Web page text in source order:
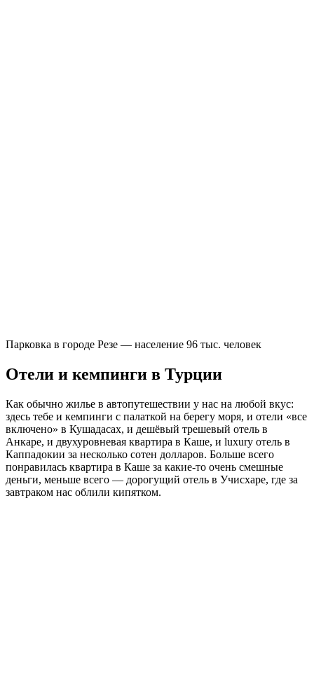
Парковка в городе Резе — население 96 тыс. человек
Отели и кемпинги в Турции
Как обычно жилье в автопутешествии у нас на любой вкус:
здесь тебе и кемпинги с палаткой на берегу моря, и отели «все
включено» в Кушадасах, и дешёвый трешевый отель в
Анкаре, и двухуровневая квартира в Каше, и luxury отель в
Каппадокии за несколько сотен долларов. Больше всего
понравилась квартира в Каше за какие-то очень смешные
деньги, меньше всего — дорогущий отель в Учисхаре, где за
завтраком нас облили кипятком.